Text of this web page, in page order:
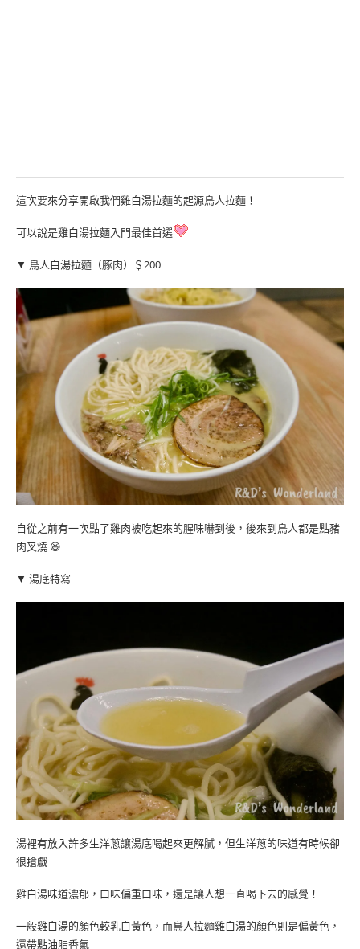
這次要來分享開啟我們雞白湯拉麵的起源鳥人拉麵！
可以說是雞白湯拉麵入門最佳首選
▼ 鳥人白湯拉麵（豚肉）＄200
自從之前有一次點了雞肉被吃起來的腥味嚇到後，後來到鳥人都是點豬
肉叉燒 😆
▼ 湯底特寫
湯裡有放入許多生洋蔥讓湯底喝起來更解膩，但生洋蔥的味道有時候卻
很搶戲
雞白湯味道濃郁，口味偏重口味，還是讓人想一直喝下去的感覺！
一般雞白湯的顏色較乳白黃色，而鳥人拉麵雞白湯的顏色則是偏黃色，
還帶點油脂香氣